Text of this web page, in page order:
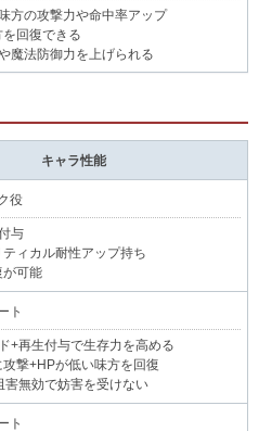
方の攻撃力や命中率アップ
を回復できる
魔法防御力を上げられる
キャラ性能
役
与
ティカル耐性アップ持ち
が可能
ト
+再生付与で生存力を高める
攻撃+HPが低い味方を回復
害無効で妨害を受けない
ト